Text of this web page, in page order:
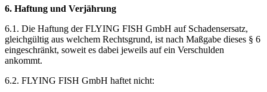
6. Haftung und Verjährung
6.1. Die Haftung der FLYING FISH GmbH auf Schadensersatz,
gleichgültig aus welchem Rechtsgrund, ist nach Maßgabe dieses § 6
eingeschränkt, soweit es dabei jeweils auf ein Verschulden
ankommt.
6.2. FLYING FISH GmbH haftet nicht: